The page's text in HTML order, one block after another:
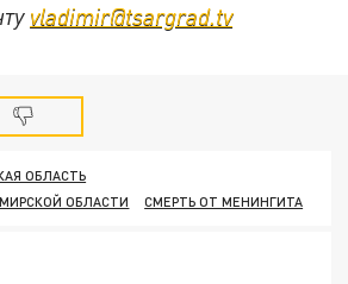
vladimir@tsargrad.tv
ОБЛАСТЬ
ОБЛАСТИ
СМЕРТЬ ОТ МЕНИНГИТА